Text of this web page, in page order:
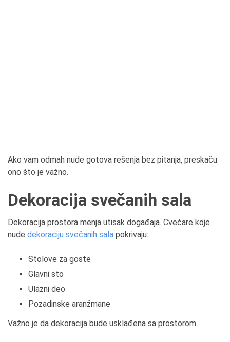
Ako vam odmah nude gotova rešenja bez pitanja, preskaču
ono što je važno.
Dekoracija svečanih sala
Dekoracija prostora menja utisak događaja. Cvećare koje
nude dekoraciju svečanih sala pokrivaju:
Stolove za goste
Glavni sto
Ulazni deo
Pozadinske aranžmane
Važno je da dekoracija bude usklađena sa prostorom.